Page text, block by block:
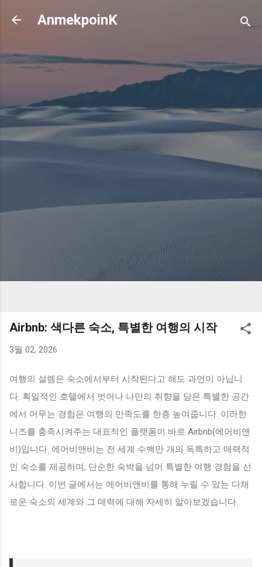
기본 콘텐츠로 건너뛰기
AnmekpoinK
Airbnb: 색다른 숙소, 특별한 여행의 시작
3월 02, 2026
여행의 설렘은 숙소에서부터 시작된다고 해도 과언이 아닙니
다. 획일적인 호텔에서 벗어나 나만의 취향을 담은 특별한 공간
에서 머무는 경험은 여행의 만족도를 한층 높여줍니다. 이러한
니즈를 충족시켜주는 대표적인 플랫폼이 바로 Airbnb(에어비앤
비)입니다. 에어비앤비는 전 세계 수백만 개의 독특하고 매력적
인 숙소를 제공하며, 단순한 숙박을 넘어 특별한 여행 경험을 선
사합니다. 이번 글에서는 에어비앤비를 통해 누릴 수 있는 다채
로운 숙소의 세계와 그 매력에 대해 자세히 알아보겠습니다.